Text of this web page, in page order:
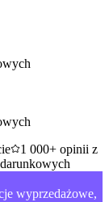
1 000+ opinii z
wyprzedażowe,